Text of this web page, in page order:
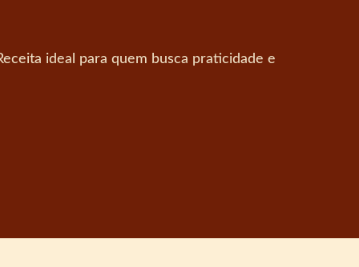
ideal para quem busca praticidade e